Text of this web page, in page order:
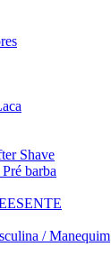
Shave
barba
/ Manequim